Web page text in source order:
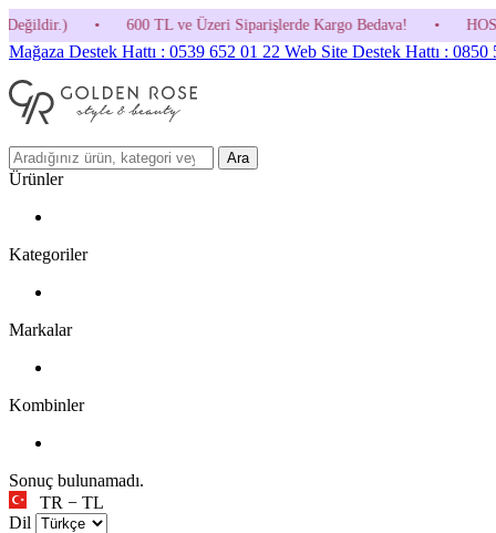
TL ve Üzeri Siparişlerde Kargo Bedava! • HOSGELDIN30 Kodunu
Mağaza Destek Hattı : 0539 652 01 22 Web Site Destek Hattı : 0850
Ara
Ürünler
Kategoriler
Markalar
Kombinler
Sonuç bulunamadı.
TR − TL
Dil